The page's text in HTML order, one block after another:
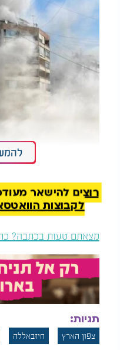
ההחלטה מגיעה לאחר
לעבר יישובי הצפון.
רוצים להישאר
לקבוצות הוואטסאפ
מצאתם טעות בכתבה?
תגיות:
צפון הארץ חיזבאללה